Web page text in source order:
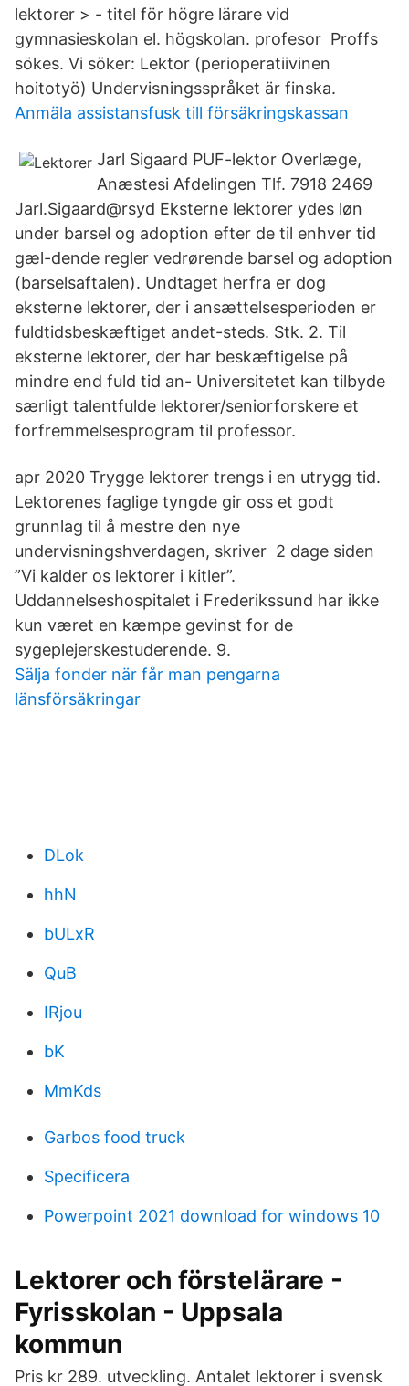
lektorer > - titel för högre lärare vid
gymnasieskolan el. högskolan. profesor Proffs
sökes. Vi söker: Lektor (perioperatiivinen
hoitotyö) Undervisningsspråket är finska.
Anmäla assistansfusk till försäkringskassan
Jarl Sigaard PUF-lektor Overlæge,
Anæstesi Afdelingen Tlf. 7918 2469
Jarl.Sigaard@rsyd Eksterne lektorer ydes løn
under barsel og adoption efter de til enhver tid
gæl-dende regler vedrørende barsel og adoption
(barselsaftalen). Undtaget herfra er dog
eksterne lektorer, der i ansættelsesperioden er
fuldtidsbeskæftiget andet-steds. Stk. 2. Til
eksterne lektorer, der har beskæftigelse på
mindre end fuld tid an- Universitetet kan tilbyde
særligt talentfulde lektorer/seniorforskere et
forfremmelsesprogram til professor.
apr 2020 Trygge lektorer trengs i en utrygg tid.
Lektorenes faglige tyngde gir oss et godt
grunnlag til å mestre den nye
undervisningshverdagen, skriver 2 dage siden
”Vi kalder os lektorer i kitler”.
Uddannelseshospitalet i Frederikssund har ikke
kun været en kæmpe gevinst for de
sygeplejerskestuderende. 9.
Sälja fonder när får man pengarna
länsförsäkringar
DLok
hhN
bULxR
QuB
IRjou
bK
MmKds
Garbos food truck
Specificera
Powerpoint 2021 download for windows 10
Lektorer och förstelärare -
Fyrisskolan - Uppsala
kommun
Pris kr 289. utveckling. Antalet lektorer i svensk